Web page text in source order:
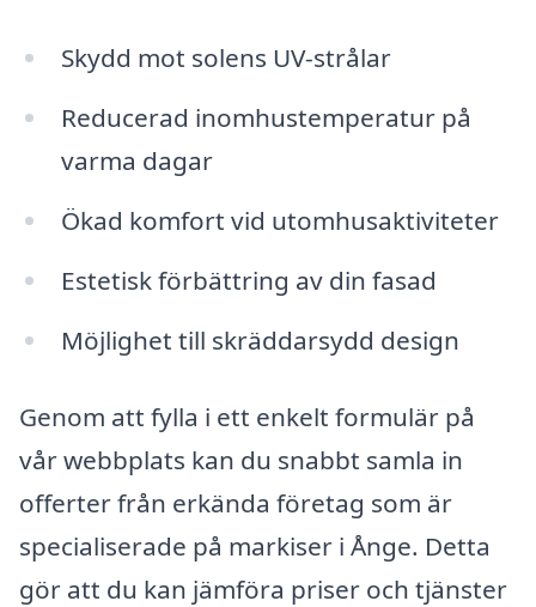
Skydd mot solens UV-strålar
Reducerad inomhustemperatur på
varma dagar
Ökad komfort vid utomhusaktiviteter
Estetisk förbättring av din fasad
Möjlighet till skräddarsydd design
Genom att fylla i ett enkelt formulär på
vår webbplats kan du snabbt samla in
offerter från erkända företag som är
specialiserade på markiser i Ånge. Detta
gör att du kan jämföra priser och tjänster